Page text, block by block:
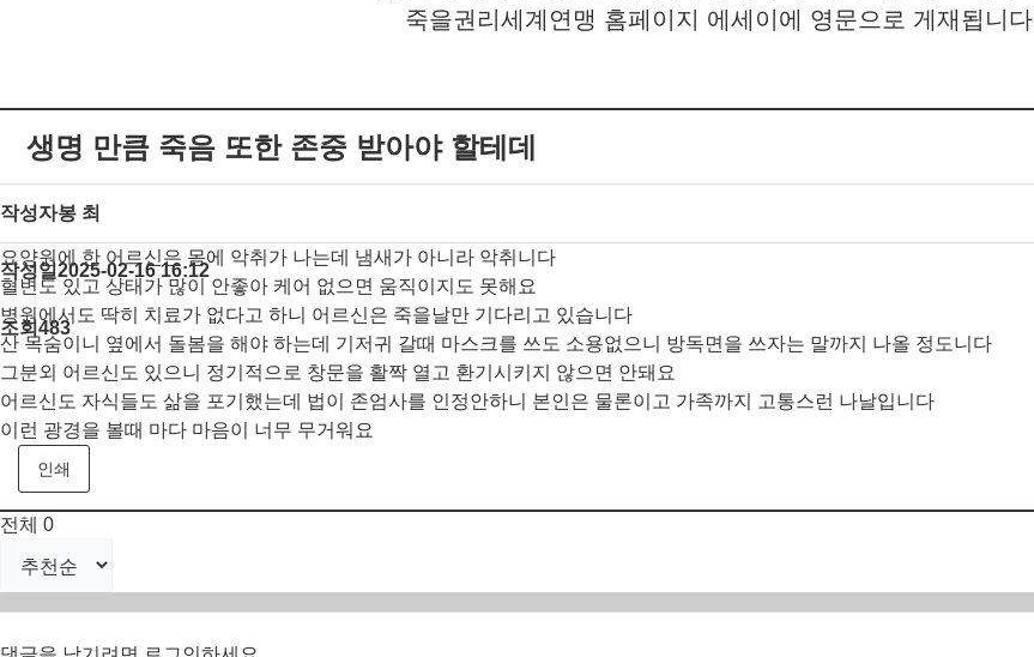
죽을권리세계연맹 홈페이지 에세이에 영문으로 게재됩니다
생명 만큼 죽음 또한 존중 받아야 할테데
작성자봉 최
작성일2025-02-16 16:12
조회483
요양원에 한 어르신은 몸에 악취가 나는데 냄새가 아니라 악취니다
혈변도 있고 상태가 많이 안좋아 케어 없으면 움직이지도 못해요
병원에서도 딱히 치료가 없다고 하니 어르신은 죽을날만 기다리고 있습니다
산 목숨이니 옆에서 돌봄을 해야 하는데 기저귀 갈때 마스크를 쓰도 소용없으니 방독면을 쓰자는 말까지 나올 정도니다
그분외 어르신도 있으니 정기적으로 창문을 활짝 열고 환기시키지 않으면 안돼요
어르신도 자식들도 삶을 포기했는데 법이 존엄사를 인정안하니 본인은 물론이고 가족까지 고통스런 나날입니다
이런 광경을 볼때 마다 마음이 너무 무거워요
인쇄
전체 0